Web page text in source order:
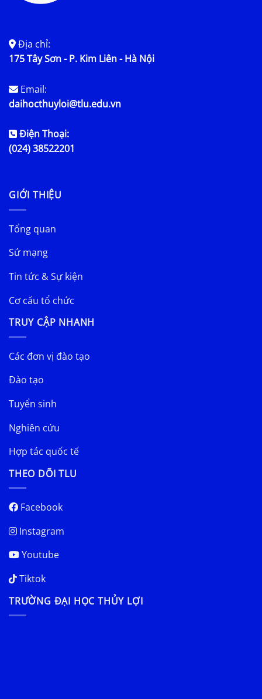
Địa chỉ:
175 Tây Sơn - P. Kim Liên - Hà Nội
Email:
daihocthuyloi@tlu.edu.vn
Điện Thoại:
(024) 38522201
GIỚI THIỆU
Tổng quan
Sứ mạng
Tin tức & Sự kiện
Cơ cấu tổ chức
TRUY CẬP NHANH
Các đơn vị đào tạo
Đào tạo
Tuyển sinh
Nghiên cứu
Hợp tác quốc tế
THEO DÕI TLU
Facebook
Instagram
Youtube
Tiktok
TRƯỜNG ĐẠI HỌC THỦY LỢI